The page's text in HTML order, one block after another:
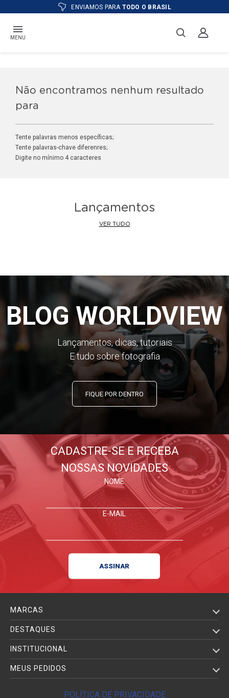
ENVIAMOS PARA TODO O BRASIL
MENU
Não encontramos nenhum resultado
para
Tente palavras menos específicas;
Tente palavras-chave diferenres;
Digite no mínimo 4 caracteres
Lançamentos
VER TUDO
BLOG WORLDVIEW
Lançamentos, dicas, tutoriais
E tudo sobre fotografia
FIQUE POR DENTRO
CADASTRE-SE E RECEBA
NOSSAS NOVIDADES
NOME
E-MAIL
MARCAS
DESTAQUES
INSTITUCIONAL
MEUS PEDIDOS
POLÍTICA DE PRIVACIDADE